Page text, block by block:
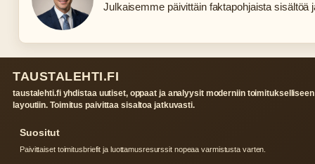
Julkaisemme päivittäin faktapohjaista
TAUSTALEHTI.FI
taustalehti.fi yhdistaa uutiset, oppaat ja analyysit moderniin toimitukselliseen
layoutiin. Toimitus paivittaa sisaltoa jatkuvasti.
Suositut
Paivittaiset toimitusbriefit ja luottamusresurssit nopeaa varmistusta varten.